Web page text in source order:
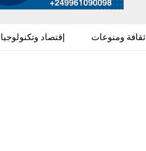
ثقافة ومنوعات إقتصاد وتكنولوجيا